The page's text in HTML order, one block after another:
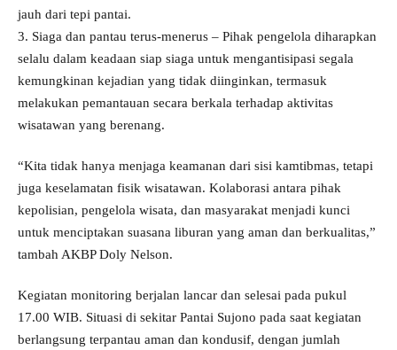
jauh dari tepi pantai.
3. Siaga dan pantau terus-menerus – Pihak pengelola diharapkan
selalu dalam keadaan siap siaga untuk mengantisipasi segala
kemungkinan kejadian yang tidak diinginkan, termasuk
melakukan pemantauan secara berkala terhadap aktivitas
wisatawan yang berenang.
“Kita tidak hanya menjaga keamanan dari sisi kamtibmas, tetapi
juga keselamatan fisik wisatawan. Kolaborasi antara pihak
kepolisian, pengelola wisata, dan masyarakat menjadi kunci
untuk menciptakan suasana liburan yang aman dan berkualitas,”
tambah AKBP Doly Nelson.
Kegiatan monitoring berjalan lancar dan selesai pada pukul
17.00 WIB. Situasi di sekitar Pantai Sujono pada saat kegiatan
berlangsung terpantau aman dan kondusif, dengan jumlah